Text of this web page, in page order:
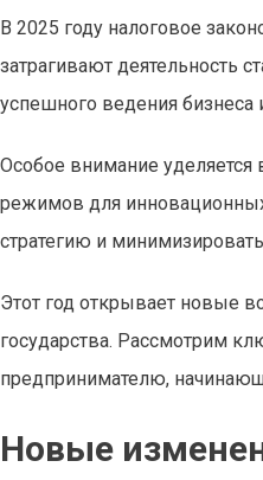
В 2025 году налоговое
затрагивают деятельность
успешного ведения бизнеса
Особое внимание
режимов для
стратегию и
Этот год открывает новые
государства. Рассмотрим
предпринимателю,
Новые